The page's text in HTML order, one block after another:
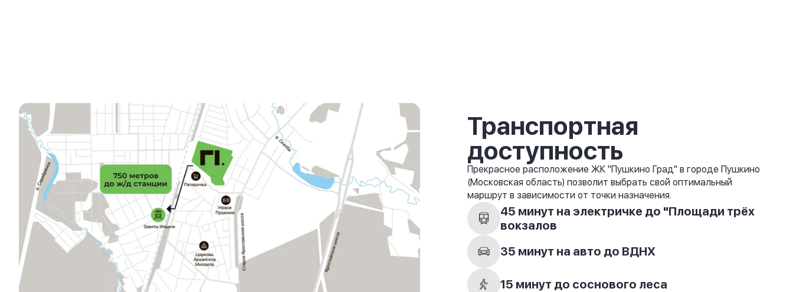
Транспортная
доступность
Прекрасное расположение ЖК "Пушкино Град" в городе Пушкино
(Московская область) позволит выбрать свой оптимальный
маршрут в зависимости от точки назначения.
45 минут на электричке до "Площади трёх
вокзалов
35 минут на авто до ВДНХ
15 минут до соснового леса